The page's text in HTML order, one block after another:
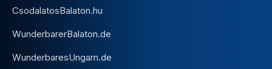
CsodalatosBalaton.hu
WunderbarerBalaton.de
WunderbaresUngarn.de